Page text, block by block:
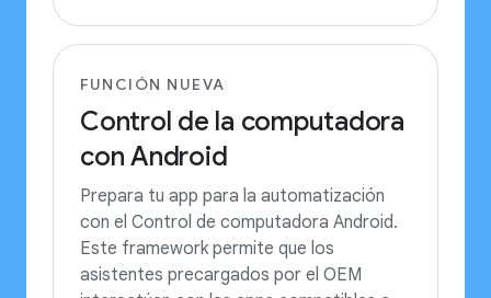
FUNCIÓN NUEVA
Control de la computadora
con Android
Prepara tu app para la automatización
con el Control de computadora Android.
Este framework permite que los
asistentes precargados por el OEM